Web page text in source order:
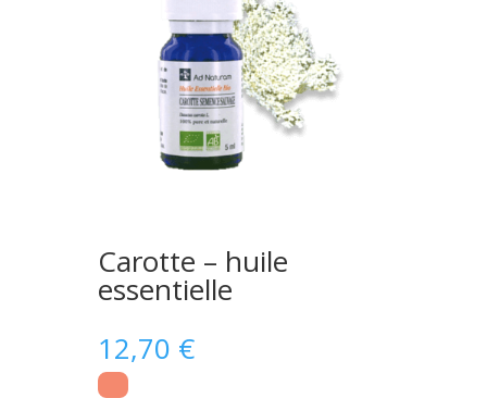
Carotte – huile
essentielle
12,70 €